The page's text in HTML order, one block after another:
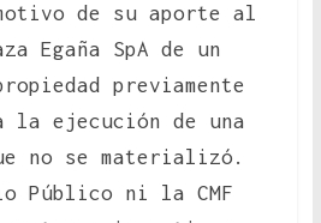
de su aporte al
Egaña SpA de un
previamente
la ejecución de una
no se materializó.
Público ni la CMF